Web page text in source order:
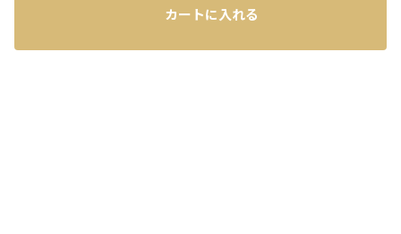
カートに入れる